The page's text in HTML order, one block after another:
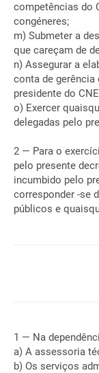
competências do
congéneres;
m) Submeter a
que careçam de
n) Assegurar a
conta de gerência
presidente do
o) Exercer
delegadas pelo
2 — Para o
pelo presente
incumbido pelo
corresponder -se
públicos e
1 — Na
a) A assessoria
b) Os serviços